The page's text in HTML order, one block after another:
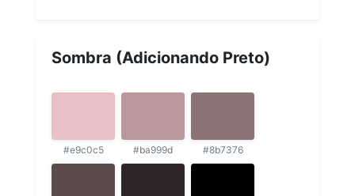
Sombra (Adicionando Preto)
#e9c0c5 #ba999d #8b7376